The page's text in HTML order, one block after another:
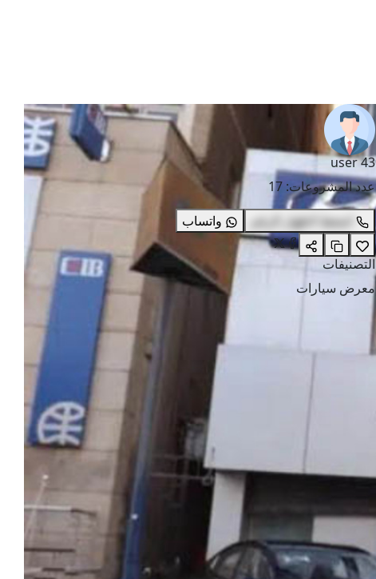
user 43
عدد المشروعات:
17
اضغط لاظهار الرقم
واتساب
التصنيفات
معرض سيارات